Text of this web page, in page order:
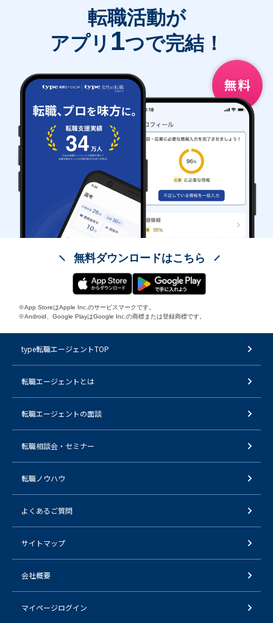
転職活動が
アプリ 1つで完結！
無料ダウンロードはこちら
※App StoreはApple Inc.のサービスマークです。
※Android、Google PlayはGoogle Inc.の商標または登録商標です。
type転職エージェントTOP
転職エージェントとは
転職エージェントの面談
転職相談会・セミナー
転職ノウハウ
よくあるご質問
サイトマップ
会社概要
マイページログイン